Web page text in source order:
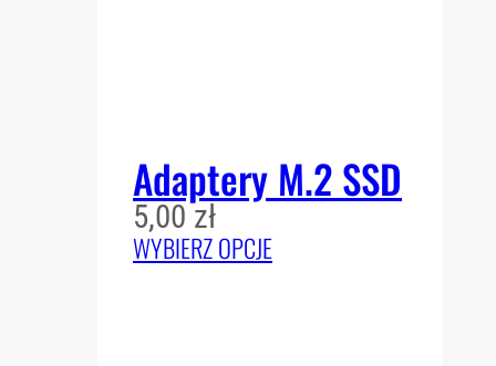
Adaptery M.2 SSD
5,00 zł
WYBIERZ OPCJE